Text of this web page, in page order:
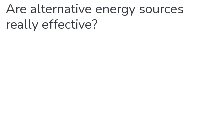
Are alternative energy sources
really effective?